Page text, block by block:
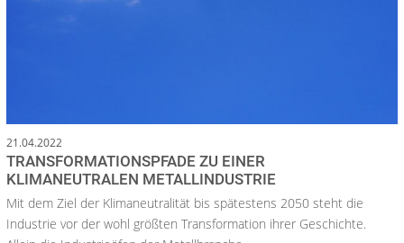
21.04.2022
TRANSFORMATIONSPFADE ZU EINER
KLIMANEUTRALEN METALLINDUSTRIE
Mit dem Ziel der Klimaneutralität bis spätestens 2050 steht die
Industrie vor der wohl größten Transformation ihrer Geschichte.